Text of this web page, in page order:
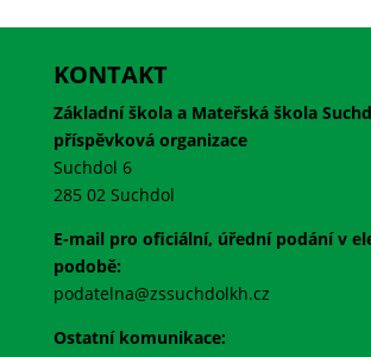
KONTAKT
Základní škola a Mateřská škola
příspěvková organizace
Suchdol 6
285 02 Suchdol
E-mail pro oficiální, úřední podání v
podobě:
podatelna@zssuchdolkh.cz
Ostatní komunikace: